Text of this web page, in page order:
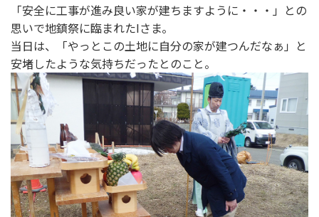
「安全に工事が進み良い家が建ちますように・・・」との
思いで地鎮祭に臨まれたIさま。
当日は、「やっとこの土地に自分の家が建つんだなぁ」と
安堵したような気持ちだったとのこと。